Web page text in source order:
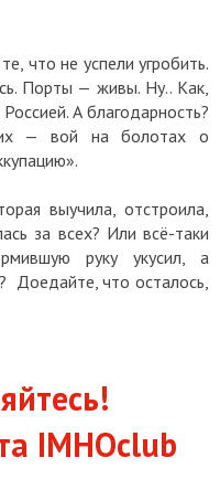
что не успели угробить.
Порты — живы. Ну.. Как,
А благодарность?
— вой на болотах о
выучила, отстроила,
за всех? Или всё-таки
руку укусил, а
Доедайте, что осталось,
IMHOclub